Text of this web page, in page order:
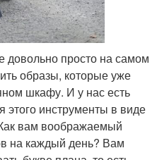
довольно просто на самом
образы, которые уже
шкафу. И у нас есть
инструменты в виде
вам воображаемый
на каждый день? Вам